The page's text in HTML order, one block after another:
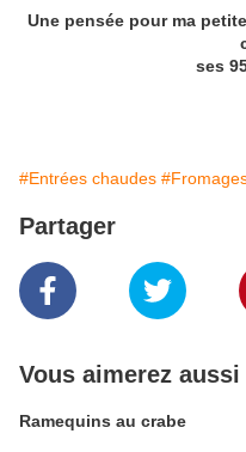
Une pensée pour ma
ses
#Entrées chaudes
Partager
Vous aimerez aussi
Ramequins au crabe